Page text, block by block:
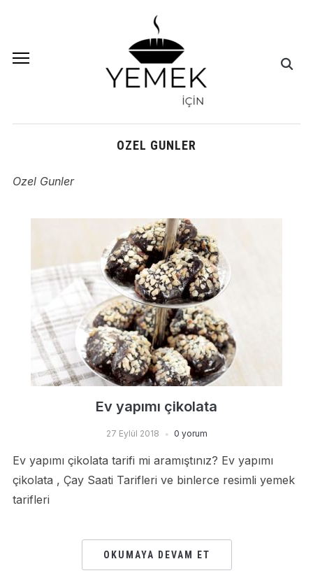
OZEL GUNLER
Ozel Gunler
Ev yapımı çikolata
27 Eylül 2018 0 yorum
Ev yapımı çikolata tarifi mi aramıştınız? Ev yapımı
çikolata , Çay Saati Tarifleri ve binlerce resimli yemek
tarifleri
OKUMAYA DEVAM ET